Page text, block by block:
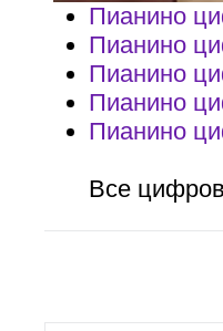
Пианино
Пианино
Пианино
Пианино
Пианино
Все